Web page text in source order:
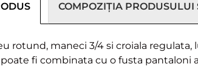
COMPOZIȚIA PRODUSULUI
rotund, maneci 3/4 si croiala
fi combinata cu o fusta pantaloni